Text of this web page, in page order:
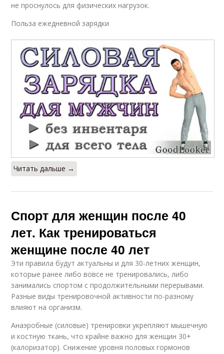
не проснулось для физических нагрузок.
Польза ежедневной зарядки
Читать дальше →
Спорт для женщин после 40
лет. Как тренироваться
женщине после 40 лет
Эти правила будут актуальны и для 30-летних женщин,
которые ранее либо вовсе не тренировались, либо
занимались спортом с продолжительными перерывами.
Разные виды тренировочной активности по-разному
влияют на организм.
Анаэробные (силовые) тренировки укрепляют мышечную
и костную ткань, что крайне важно для женщин 30+
(калоризатор). Снижение уровня половых гормонов